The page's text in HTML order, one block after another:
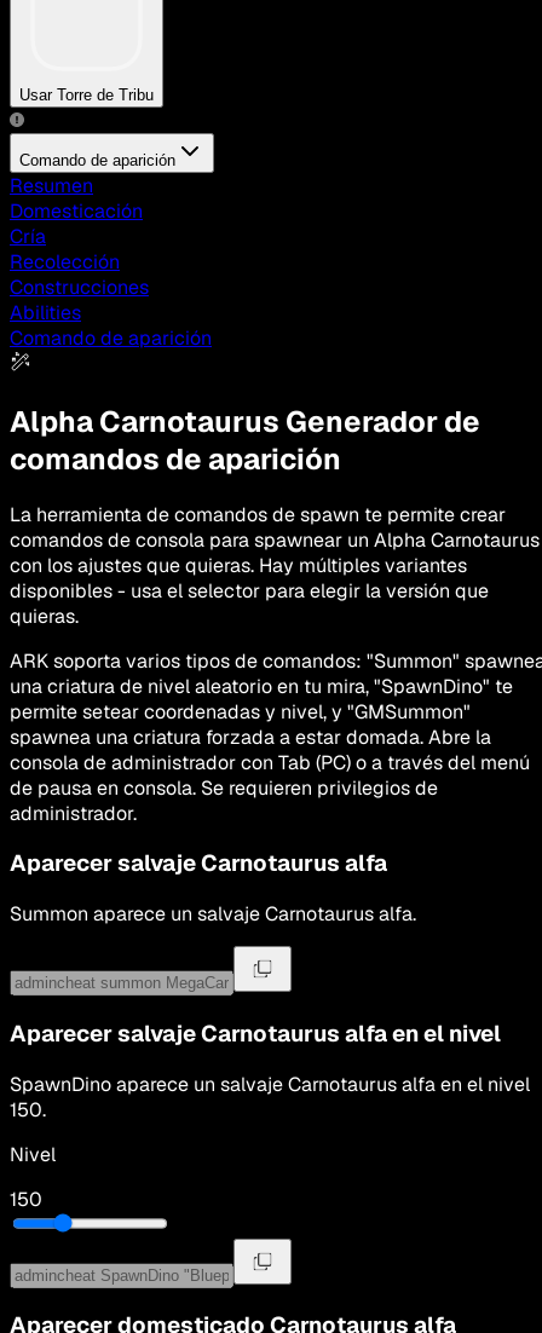
Usar Torre de Tribu
Comando de aparición
Resumen
Domesticación
Cría
Recolección
Construcciones
Abilities
Comando de aparición
Alpha Carnotaurus Generador de
comandos de aparición
La herramienta de comandos de spawn te permite crear
comandos de consola para spawnear un Alpha Carnotaurus
con los ajustes que quieras. Hay múltiples variantes
disponibles - usa el selector para elegir la versión que
quieras.
ARK soporta varios tipos de comandos: "Summon"
una criatura de nivel aleatorio en tu mira, "SpawnDino" te
permite setear coordenadas y nivel, y "GMSummon"
spawnea una criatura forzada a estar domada. Abre la
consola de administrador con Tab (PC) o a través del menú
de pausa en consola. Se requieren privilegios de
administrador.
Aparecer salvajeCarnotaurus alfa
Summon aparece un salvajeCarnotaurus alfa.
Aparecer salvajeCarnotaurus alfaen el nivel
SpawnDinoaparece un salvajeCarnotaurus alfaen el nivel
150.
Nivel
150
Aparecer domesticado Carnotaurus alfa